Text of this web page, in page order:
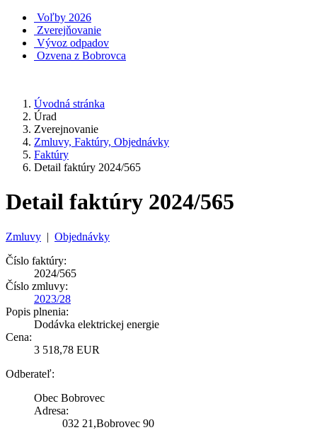
Voľby 2026
Zverejňovanie
Vývoz odpadov
Ozvena z Bobrovca
Úvodná stránka
Úrad
Zverejnovanie
Zmluvy, Faktúry, Objednávky
Faktúry
Detail faktúry 2024/565
Detail faktúry 2024/565
Zmluvy | Objednávky
Číslo faktúry:
2024/565
Číslo zmluvy:
2023/28
Popis plnenia:
Dodávka elektrickej energie
Cena:
3 518,78 EUR
Odberateľ:
Obec Bobrovec
Adresa:
032 21,Bobrovec 90